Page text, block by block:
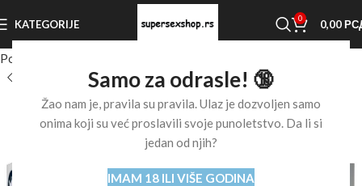
Samo za odrasle! 🔞
Žao nam je, pravila su pravila. Ulaz je dozvoljen samo
onima koji su već proslavili svoje punoletstvo. Da li si
jedan od njih?
IMAM 18 ILI VIŠE GODINA
KATEGORIJE 0 0,00
Početna stranica